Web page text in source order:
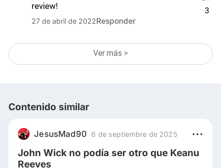
review!
27 de abril de 2022Responder
3
Ver más >
Contenido similar
JesusMad90 6 de septiembre de 2025
John Wick no podía ser otro que Keanu
Reeves